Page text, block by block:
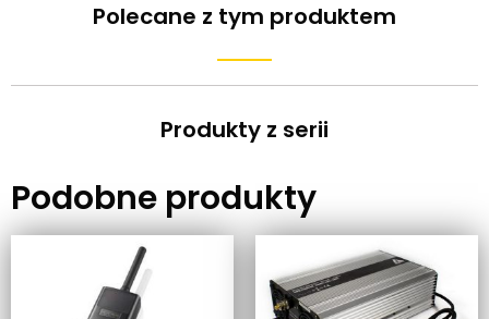
Polecane z tym produktem
Produkty z serii
Podobne produkty